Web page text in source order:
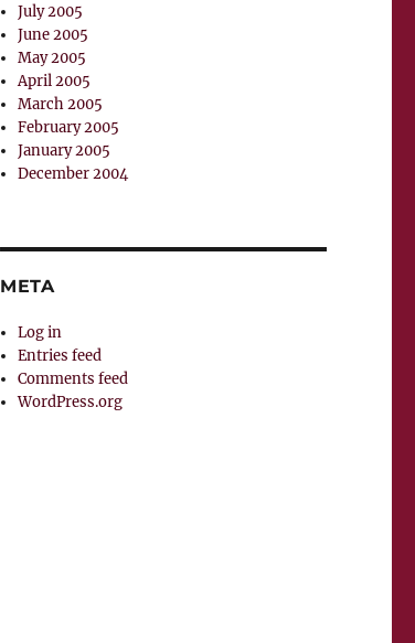
July 2005
June 2005
May 2005
April 2005
March 2005
February 2005
January 2005
December 2004
META
Log in
Entries feed
Comments feed
WordPress.org